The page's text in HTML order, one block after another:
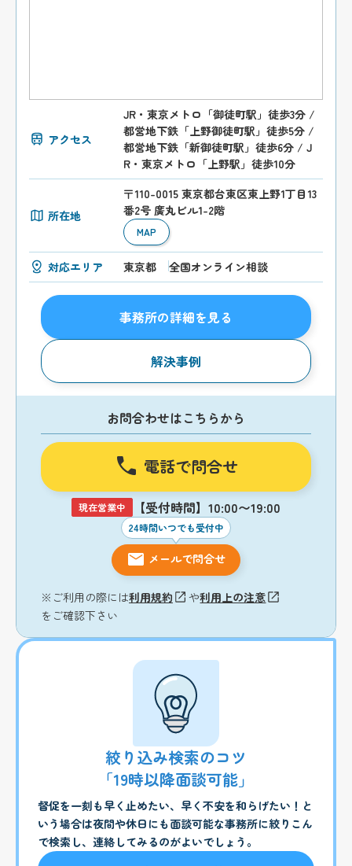
アクセス
JR・東京メトロ「御徒町駅」徒歩3分 /
都営地下鉄「上野御徒町駅」徒歩5分 /
都営地下鉄「新御徒町駅」徒歩6分 / J
R・東京メトロ「上野駅」徒歩10分
所在地
〒110-0015 東京都台東区東上野1丁目13
番2号 廣丸ビル1-2階
MAP
対応エリア 東京都 全国オンライン相談
事務所の詳細を見る
解決事例
お問合わせはこちらから
電話で問合せ
現在営業中 【受付時間】10:00〜19:00
24時間いつでも受付中
メールで問合せ
※ご利用の際には利用規約 や利用上の注意
をご確認下さい
絞り込み検索のコツ
「19時以降面談可能」
督促を一刻も早く止めたい、早く不安を和らげたい！と
いう場合は夜間や休日にも面談可能な事務所に絞りこん
で検索し、連絡してみるのがよいでしょう。